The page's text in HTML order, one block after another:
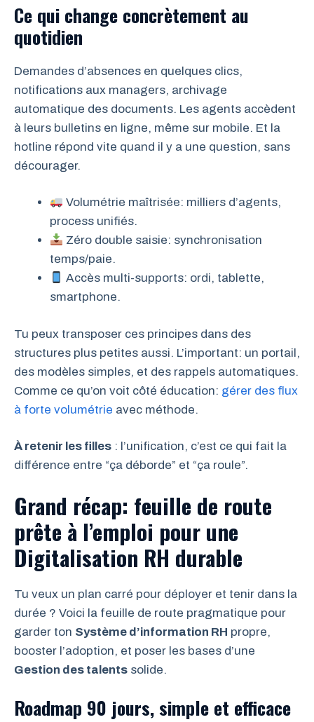
Ce qui change concrètement au
quotidien
Demandes d’absences en quelques clics,
notifications aux managers, archivage
automatique des documents. Les agents accèdent
à leurs bulletins en ligne, même sur mobile. Et la
hotline répond vite quand il y a une question, sans
décourager.
Volumétrie maîtrisée: milliers d’agents,
process unifiés.
Zéro double saisie: synchronisation
temps/paie.
Accès multi-supports: ordi, tablette,
smartphone.
Tu peux transposer ces principes dans des
structures plus petites aussi. L’important: un portail,
des modèles simples, et des rappels automatiques.
Comme ce qu’on voit côté éducation: gérer des flux
à forte volumétrie avec méthode.
À retenir les filles : l’unification, c’est ce qui fait la
différence entre “ça déborde” et “ça roule”.
Grand récap: feuille de route
prête à l’emploi pour une
Digitalisation RH durable
Tu veux un plan carré pour déployer et tenir dans la
durée ? Voici la feuille de route pragmatique pour
garder ton Système d’information RH propre,
booster l’adoption, et poser les bases d’une
Gestion des talents solide.
Roadmap 90 jours, simple et efficace